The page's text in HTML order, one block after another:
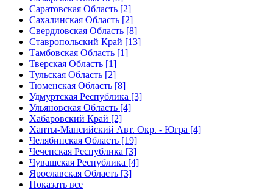
Саратовская Область [2]
Сахалинская Область [2]
Свердловская Область [8]
Ставропольский Край [13]
Тамбовская Область [1]
Тверская Область [1]
Тульская Область [2]
Тюменская Область [8]
Удмуртская Республика [3]
Ульяновская Область [4]
Хабаровский Край [2]
Ханты-Мансийский Авт. Окр. - Югра [4]
Челябинская Область [19]
Чеченская Республика [3]
Чувашская Республика [4]
Ярославская Область [3]
Показать все